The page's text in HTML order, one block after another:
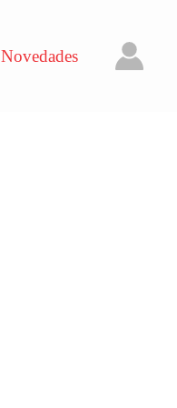
Novedades